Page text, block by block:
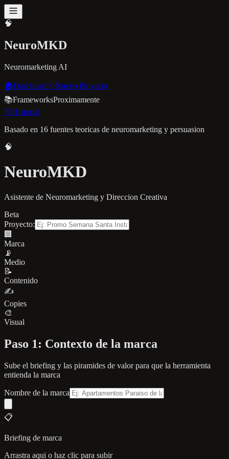
🧠
NeuroMKD
Neuromarketing AI
🏠Dashboard✨Nuevo Proyecto
📚FrameworksProximamente
📁 Historial
Basado en 16 fuentes teoricas de neuromarketing y persuasion
🧠
NeuroMKD
Asistente de Neuromarketing y Direccion Creativa
Beta
Proyecto:
🏢
Marca
📡
Medio
📝
Contenido
✍️
Copies
🎨
Visual
Paso 1: Contexto de la marca
Sube el briefing y las piramides de valor para que la herramienta
entienda la marca
Nombre de la marca
📋
Briefing de marca
Arrastra aqui o haz clic para subir